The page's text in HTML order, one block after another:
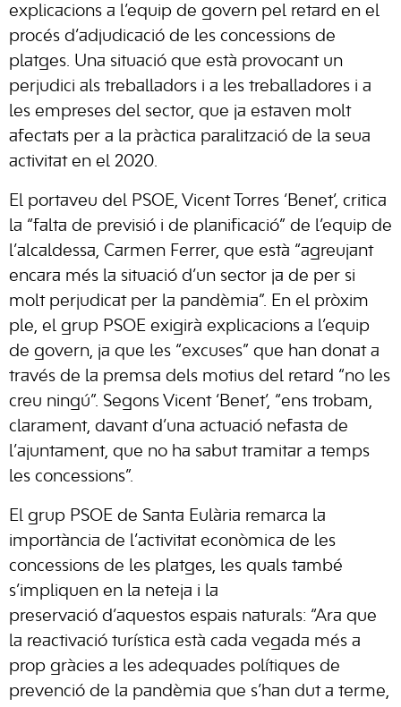
explicacions a l’equip de govern pel retard en el
procés d’adjudicació de les concessions de
platges. Una situació que està provocant un
perjudici als treballadors i a les treballadores i a
les empreses del sector, que ja estaven molt
afectats per a la pràctica paralització de la seua
activitat en el 2020.
El portaveu del PSOE, Vicent Torres ‘Benet’, critica
la “falta de previsió i de planificació” de l’equip de
l’alcaldessa, Carmen Ferrer, que està “agreujant
encara més la situació d’un sector ja de per si
molt perjudicat per la pandèmia”. En el pròxim
ple, el grup PSOE exigirà explicacions a l’equip
de govern, ja que les “excuses” que han donat a
través de la premsa dels motius del retard “no les
creu ningú”. Segons Vicent ‘Benet’, “ens trobam,
clarament, davant d’una actuació nefasta de
l’ajuntament, que no ha sabut tramitar a temps
les concessions”.
El grup PSOE de Santa Eulària remarca la
importància de l’activitat econòmica de les
concessions de les platges, les quals també
s’impliquen en la neteja i la
preservació d’aquestos espais naturals: “Ara que
la reactivació turística està cada vegada més a
prop gràcies a les adequades polítiques de
prevenció de la pandèmia que s’han dut a terme,